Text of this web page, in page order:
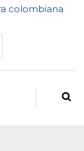
colombiana